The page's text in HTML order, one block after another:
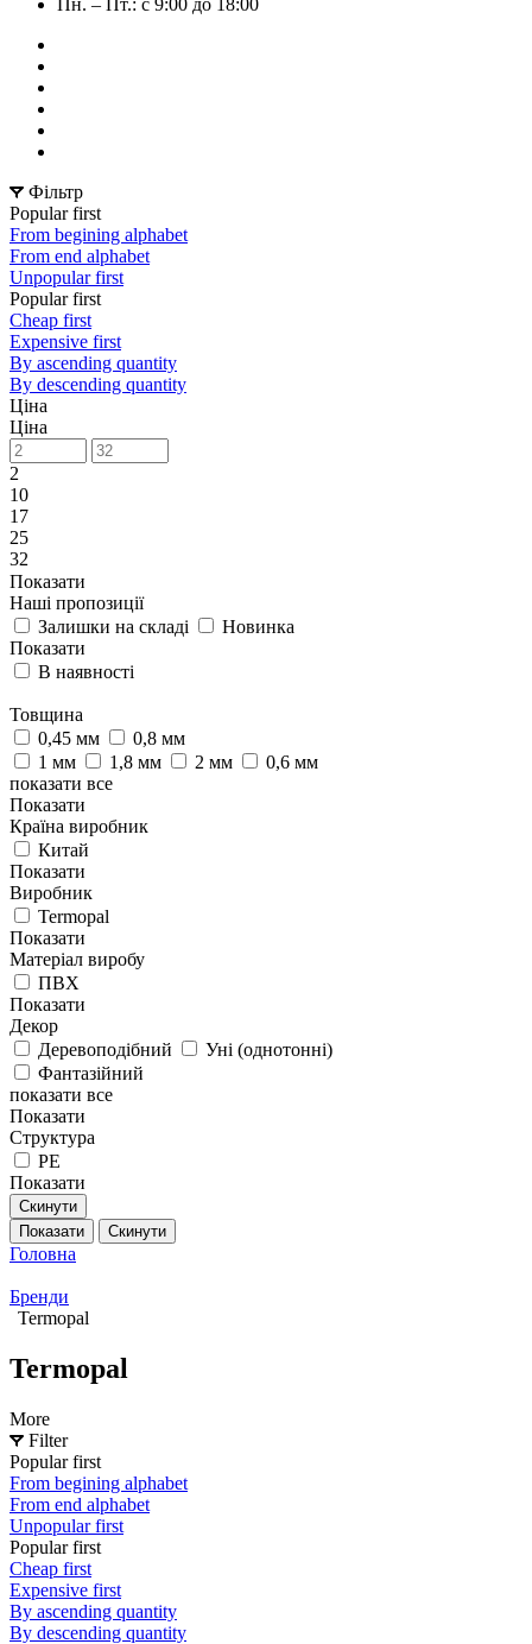
Пн. – Пт.: с 9:00 до 18:00
Фільтр
Popular first
From begining alphabet
From end alphabet
Unpopular first
Popular first
Cheap first
Expensive first
By ascending quantity
By descending quantity
Ціна
Ціна
2
10
17
25
32
Показати
Наші пропозиції
Залишки на складі
Новинка
Показати
В наявності
Товщина
0,45 мм
0,8 мм
1 мм
1,8 мм 2 мм
0,6 мм
показати все
Показати
Країна виробник
Китай
Показати
Виробник
Termopal
Показати
Матеріал виробу
ПВХ
Показати
Декор
Деревоподібний
Уні (однотонні)
Фантазійний
показати все
Показати
Структура
РЕ
Показати
Скинути
Показати
Скинути
Головна
Бренди
Termopal
Termopal
More
Filter
Popular first
From begining alphabet
From end alphabet
Unpopular first
Popular first
Cheap first
Expensive first
By ascending quantity
By descending quantity